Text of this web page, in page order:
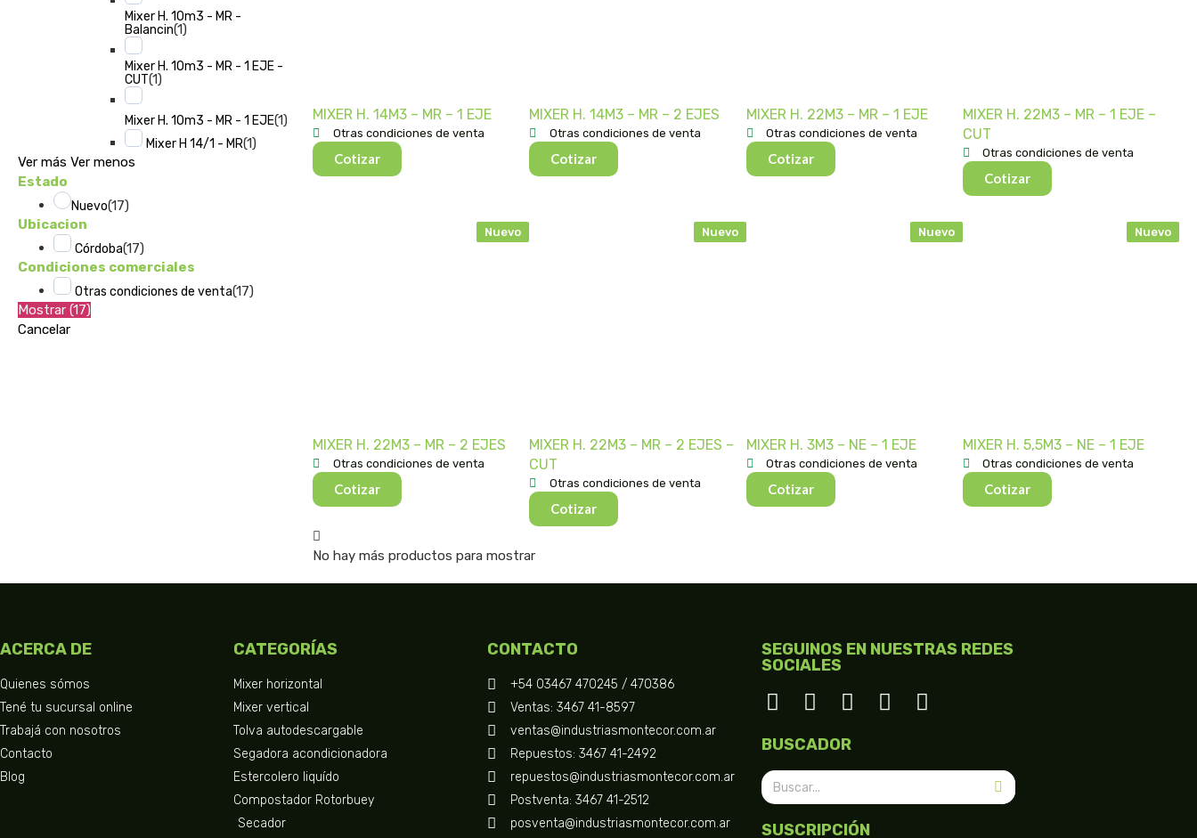
Mixer H. 10m3 - MR -
Balancin(1)
Mixer H. 10m3 - MR - 1 EJE -
CUT(1)
Mixer H. 10m3 - MR - 1 EJE(1)
Mixer H 14/1 - MR(1)
Ver más Ver menos
Estado
Nuevo(17)
Ubicacion
Córdoba(17)
Condiciones comerciales
Otras condiciones de venta(17)
Mostrar (17)
Cancelar
MIXER H. 14M3 – MR – 1 EJE
Otras condiciones de venta
Cotizar
MIXER H. 14M3 – MR – 2 EJES
Otras condiciones de venta
Cotizar
MIXER H. 22M3 – MR – 1 EJE
Otras condiciones de venta
Cotizar
MIXER H. 22M3 – MR – 1 EJE –
CUT
Otras condiciones de venta
Cotizar
Nuevo
MIXER H. 22M3 – MR – 2 EJES
Otras condiciones de venta
Cotizar
Nuevo
MIXER H. 22M3 – MR – 2 EJES –
CUT
Otras condiciones de venta
Cotizar
Nuevo
MIXER H. 3M3 – NE – 1 EJE
Otras condiciones de venta
Cotizar
Nuevo
MIXER H. 5,5M3 – NE – 1 EJE
Otras condiciones de venta
Cotizar
No hay más productos para mostrar
ACERCA DE
Quienes sómos
Tené tu sucursal online
Trabajá con nosotros
Contacto
Blog
CATEGORÍAS
Mixer horizontal
Mixer vertical
Tolva autodescargable
Segadora acondicionadora
Estercolero liquído
Compostador Rotorbuey
Secador
CONTACTO
+54 03467 470245 / 470386
Ventas: 3467 41-8597
ventas@industriasmontecor.com.ar
Repuestos: 3467 41-2492
repuestos@industriasmontecor.com.ar
Postventa: 3467 41-2512
posventa@industriasmontecor.com.ar
SEGUINOS EN NUESTRAS REDES
SOCIALES
BUSCADOR
SUSCRIPCIÓN